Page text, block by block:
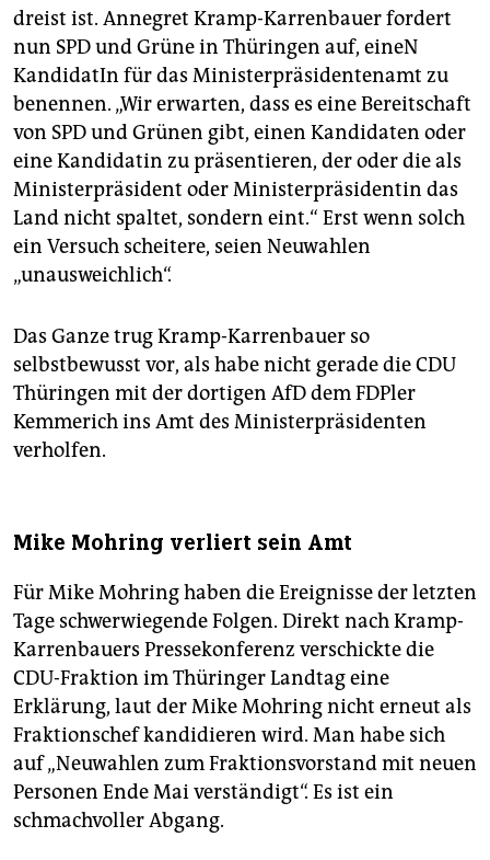
dreist ist. Annegret Kramp-Karrenbauer fordert
nun SPD und Grüne in Thüringen auf, eineN
KandidatIn für das Ministerpräsidentenamt zu
benennen. „Wir erwarten, dass es eine Bereitschaft
von SPD und Grünen gibt, einen Kandidaten oder
eine Kandidatin zu präsentieren, der oder die als
Ministerpräsident oder Ministerpräsidentin das
Land nicht spaltet, sondern eint.“ Erst wenn solch
ein Versuch scheitere, seien Neuwahlen
„unausweichlich“.
Das Ganze trug Kramp-Karrenbauer so
selbstbewusst vor, als habe nicht gerade die CDU
Thüringen mit der dortigen AfD dem FDPler
Kemmerich ins Amt des Ministerpräsidenten
verholfen.
Mike Mohring verliert sein Amt
Für Mike Mohring haben die Ereignisse der letzten
Tage schwerwiegende Folgen. Direkt nach Kramp-
Karrenbauers Pressekonferenz verschickte die
CDU-Fraktion im Thüringer Landtag eine
Erklärung, laut der Mike Mohring nicht erneut als
Fraktionschef kandidieren wird. Man habe sich
auf „Neuwahlen zum Fraktionsvorstand mit neuen
Personen Ende Mai verständigt“. Es ist ein
schmachvoller Abgang.